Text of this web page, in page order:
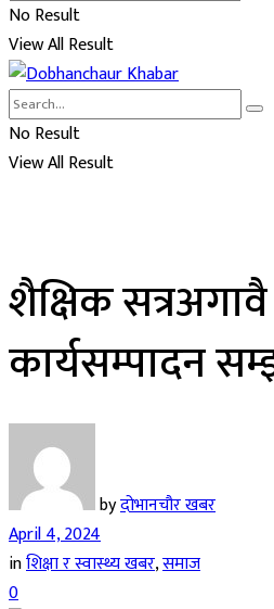
No Result
View All Result
No Result
View All Result
शैक्षिक
कार्यसम्पादन
byदोभानचौर खबर
April 4, 2024
inशिक्षा र स्वास्थ्य खबर,समाज
0